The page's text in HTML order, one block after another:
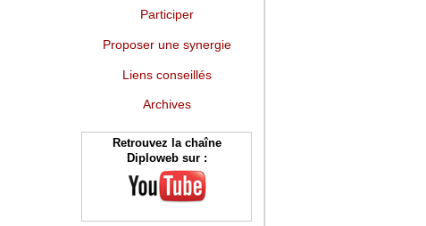
Participer
Proposer une synergie
Liens conseillés
Archives
Retrouvez la chaîne
Diploweb sur :